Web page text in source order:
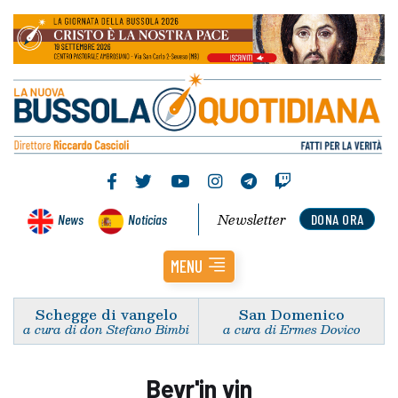
News Noticias DONA ORA
Newsletter
MENU
Schegge di vangelo
a cura di don Stefano Bimbi
San Domenico
a cura di Ermes Dovico
Bevr'in vin